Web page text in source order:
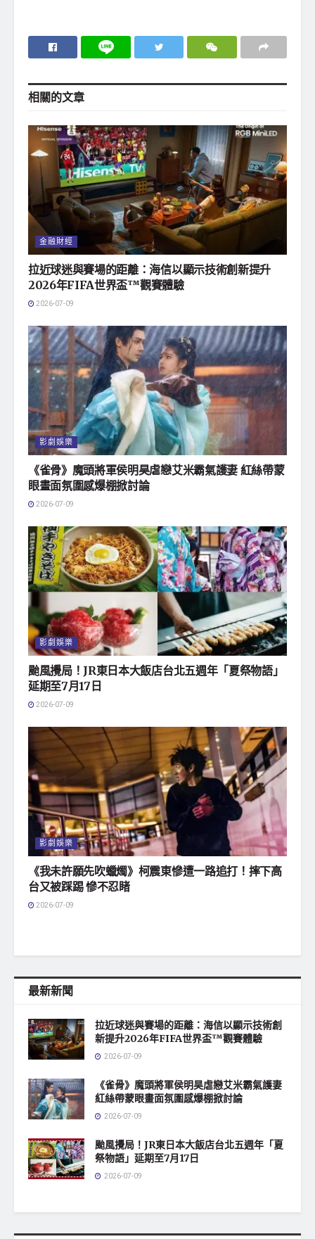
相關的文章
金融財經
拉近球迷與賽場的距離：海信以顯示技術創新提升
2026年FIFA世界盃™觀賽體驗
2026-07-09
影劇娛樂
《雀骨》魔頭將軍侯明昊虐戀艾米霸氣護妻 紅絲帶蒙
眼畫面氛圍感爆棚掀討論
2026-07-09
影劇娛樂
颱風攪局！JR東日本大飯店台北五週年「夏祭物語」
延期至7月17日
2026-07-09
影劇娛樂
《我未許願先吹蠟燭》柯震東慘遭一路追打！摔下高
台又被踩踢 慘不忍睹
2026-07-09
最新新聞
拉近球迷與賽場的距離：海信以顯示技術創
新提升2026年FIFA世界盃™觀賽體驗
2026-07-09
《雀骨》魔頭將軍侯明昊虐戀艾米霸氣護妻
紅絲帶蒙眼畫面氛圍感爆棚掀討論
2026-07-09
颱風攪局！JR東日本大飯店台北五週年「夏
祭物語」延期至7月17日
2026-07-09